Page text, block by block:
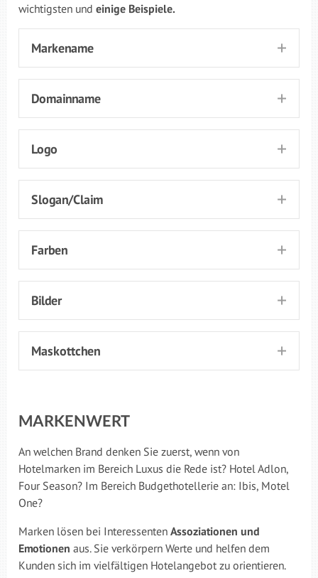
wichtigsten und einige Beispiele.
Markename
Domainname
Logo
Slogan/Claim
Farben
Bilder
Maskottchen
MARKENWERT
An welchen Brand denken Sie zuerst, wenn von
Hotelmarken im Bereich Luxus die Rede ist? Hotel Adlon,
Four Season? Im Bereich Budgethotellerie an: Ibis, Motel
One?
Marken lösen bei Interessenten Assoziationen und
Emotionen aus. Sie verkörpern Werte und helfen dem
Kunden sich im vielfältigen Hotelangebot zu orientieren.